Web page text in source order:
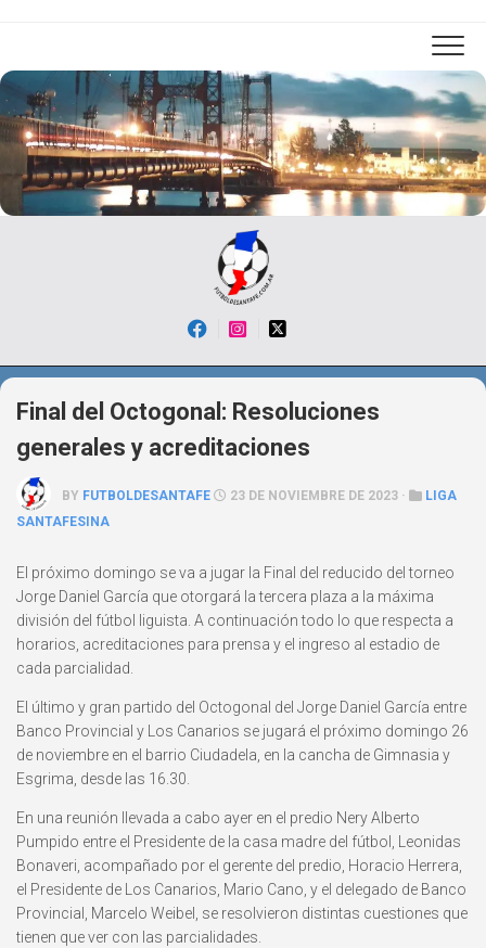
Final del Octogonal: Resoluciones
generales y acreditaciones
BY FUTBOLDESANTAFE 23 DE NOVIEMBRE DE 2023 ·
LIGA
SANTAFESINA
El próximo domingo se va a jugar la Final del reducido del torneo
Jorge Daniel García que otorgará la tercera plaza a la máxima
división del fútbol liguista. A continuación todo lo que respecta a
horarios, acreditaciones para prensa y el ingreso al estadio de
cada parcialidad.
El último y gran partido del Octogonal del Jorge Daniel García entre
Banco Provincial y Los Canarios se jugará el próximo domingo 26
de noviembre en el barrio Ciudadela, en la cancha de Gimnasia y
Esgrima, desde las 16.30.
En una reunión llevada a cabo ayer en el predio Nery Alberto
Pumpido entre el Presidente de la casa madre del fútbol, Leonidas
Bonaveri, acompañado por el gerente del predio, Horacio Herrera,
el Presidente de Los Canarios, Mario Cano, y el delegado de Banco
Provincial, Marcelo Weibel, se resolvieron distintas cuestiones que
tienen que ver con las parcialidades.